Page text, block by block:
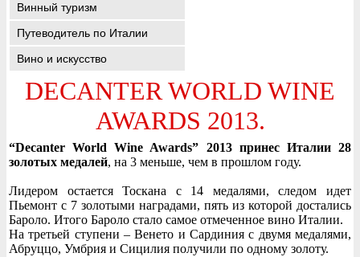
Винный туризм
Путеводитель по Италии
Вино и искусство
DECANTER WORLD WINE
AWARDS 2013.
“Decanter World Wine Awards” 2013 принес Италии 28
золотых медалей, на 3 меньше, чем в прошлом году.
Лидером остается Тоскана с 14 медалями, следом идет
Пьемонт с 7 золотыми наградами, пять из которой достались
Бароло. Итого Бароло стало самое отмеченное вино Италии.
На третьей ступени – Венето и Сардиния с двумя медалями,
Абруццо, Умбрия и Сицилия получили по одному золоту.